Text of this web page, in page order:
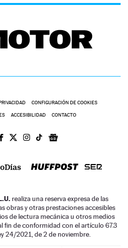
CONFIGURACIÓN DE COOKIES
ACCESIBILIDAD CONTACTO
realiza una reserva expresa de las
obras y otras prestaciones accesibles
de lectura mecánica u otros medios
fin de conformidad con el artículo 67.3
24/2021, de 2 de noviembre.